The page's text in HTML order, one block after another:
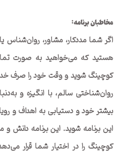
مخاطبان برنامه:
اگر شما مددکار، مشاور، روان‌شناس
هستید که می‌خواهید به صورت
کوچینگ شوید و وقت خود را صرف
روان‌شناختی سالم، با انگیزه و
بیشتر خود و دستیابی به اهداف و
این برنامه شوید. این برنامه دانش و
کوچینگ را در اختیار شما قرار